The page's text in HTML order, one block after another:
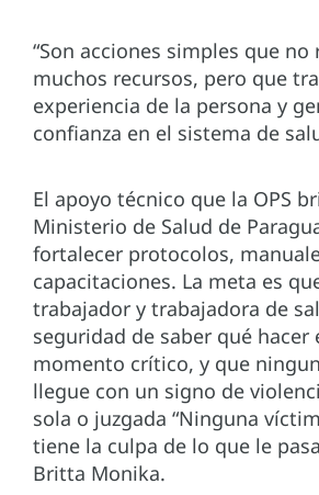
“Son acciones simples que no
muchos recursos, pero que
experiencia de la persona y
confianza en el sistema de
El apoyo técnico que la OPS
Ministerio de Salud de
fortalecer protocolos,
capacitaciones. La meta es
trabajador y trabajadora de
seguridad de saber qué hacer
momento crítico, y que
llegue con un signo de
sola o juzgada “Ninguna
tiene la culpa de lo que le
Britta Monika.